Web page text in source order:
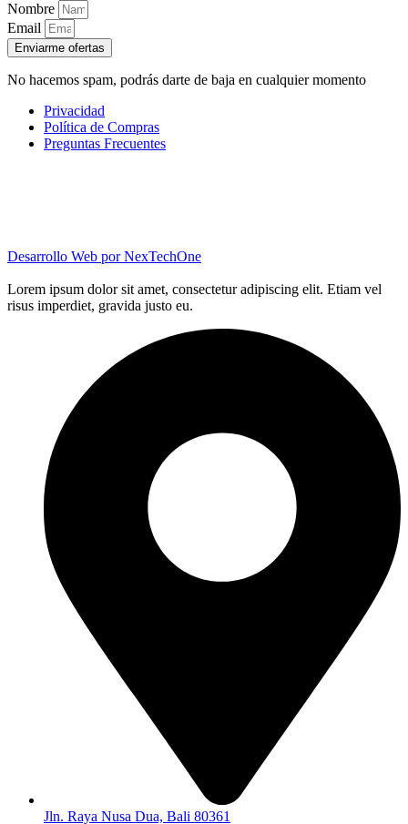
Nombre
Email
Enviarme ofertas
No hacemos spam, podrás darte de baja en cualquier momento
Privacidad
Política de Compras
Preguntas Frecuentes
Desarrollo Web porNexTechOne
Lorem ipsum dolor sit amet, consectetur adipiscing elit. Etiam vel
risus imperdiet, gravida justo eu.
Jln. Raya Nusa Dua, Bali 80361